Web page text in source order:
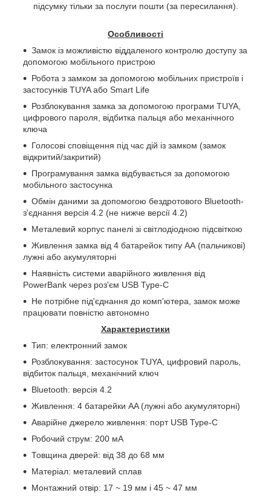
підсумку тільки за послуги пошти (за пересилання).
Особливості
Замок із можливістю віддаленого контролю доступу за
допомогою мобільного пристрою
Робота з замком за допомогою мобільних пристроїв і
застосунків TUYAабо Smart Life
Розблокування замка за допомогою програми TUYA,
цифрового пароля, відбитка пальця або механічного
ключа
Голосові сповіщення під час дій із замком (замок
відкритий/закритий)
Програмування замка відбувається за допомогою
мобільного застосунка
Обмін даними за допомогою бездротового Bluetooth-
з'єднання версія 4.2 (не нижче версії 4.2)
Металевий корпус панелі зі світлодіодною підсвіткою
Живлення замка від 4 батарейок типу АА (пальчикові)
лужні або акумуляторні
Наявність системи аварійного живлення від
PowerBank через роз'єм USB Type-C
Не потрібне під'єднання до комп'ютера, замок може
працювати повністю автономно
Характеристики
Тип: електронний замок
Розблокування: застосунок TUYA, цифровий пароль,
відбиток пальця, механічний ключ
Bluetooth: версія 4.2
Живлення: 4 батарейки AA (лужні або акумуляторні)
Аварійне джерело живлення: порт USB Type-C
Робочий струм: 200 мА
Товщина дверей: від 38 до 68 мм
Матеріал: металевий сплав
Монтажний отвір: 17 ~ 19 мм і 45 ~ 47 мм